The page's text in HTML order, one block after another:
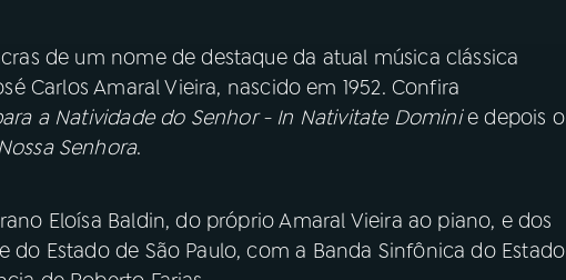
de um nome de destaque da atual música clássica
Carlos Amaral Vieira, nascido em 1952. Confira
a Natividade do Senhor - In Nativitate Dominie depois o
Senhora.
Eloísa Baldin, do próprio Amaral Vieira ao piano, e dos
do Estado de São Paulo, com a Banda Sinfônica do Estado